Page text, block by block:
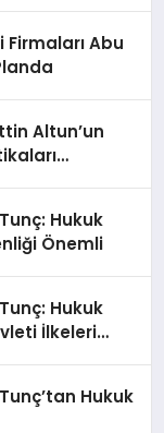
Abu
Altun’un
Hukuk
Önemli
Hukuk
İlkeleri
Hukuk